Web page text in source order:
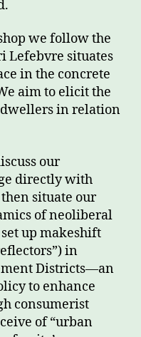
we follow the
Lefebvre situates
in the concrete
aim to elicit the
in relation
our
directly with
situate our
of neoliberal
up makeshift
in
Districts––an
to enhance
consumerist
of “urban